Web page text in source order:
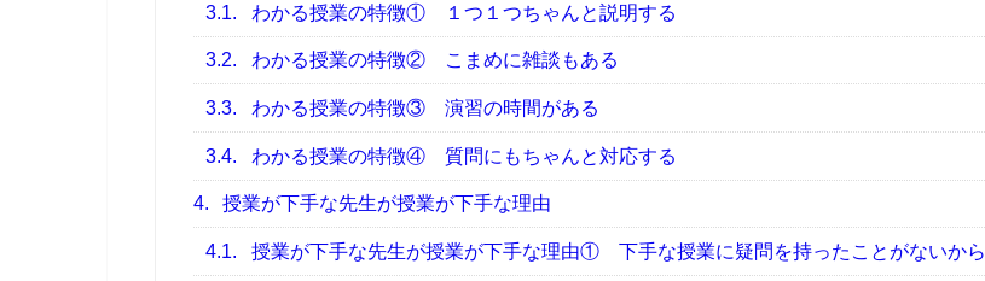
3.1. わかる授業の特徴① １つ１つちゃんと説明する
3.2. わかる授業の特徴② こまめに雑談もある
3.3. わかる授業の特徴③ 演習の時間がある
3.4. わかる授業の特徴④ 質問にもちゃんと対応する
4. 授業が下手な先生が授業が下手な理由
4.1. 授業が下手な先生が授業が下手な理由① 下手な授業に疑問を持ったことがないから